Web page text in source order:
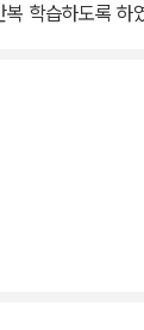
학습하도록 하